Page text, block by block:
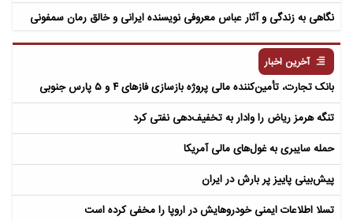
نگاهی به زندگی و آثار عباس معروفی نویسنده ایرانی و خالق رمان سمفونی
آخرین اخبار
بانک تجارت، تأمین‌کننده مالی پروژه بازسازی فازهای ۴ و ۵ پارس جنوبی
تنگه هرمز ریاض را وادار به تخفیف‌دهی نفتی کرد
حمله سایبری به غول‌های مالی آمریکا
پیش‌بینی پاییز پر بارش در ایران
تسلا اطلاعات ایمنی خودروهایش در اروپا را مخفی کرده است